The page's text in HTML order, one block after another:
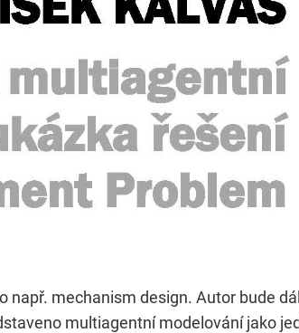
např. mechanism design. Autor bude
multiagentní modelování jako